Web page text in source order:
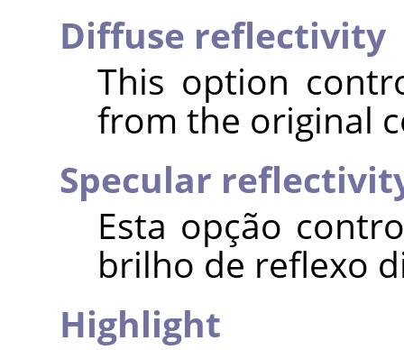
Diffuse reflectivity
This option
from the original
Specular
Esta opção
brilho de reflexo
Highlight